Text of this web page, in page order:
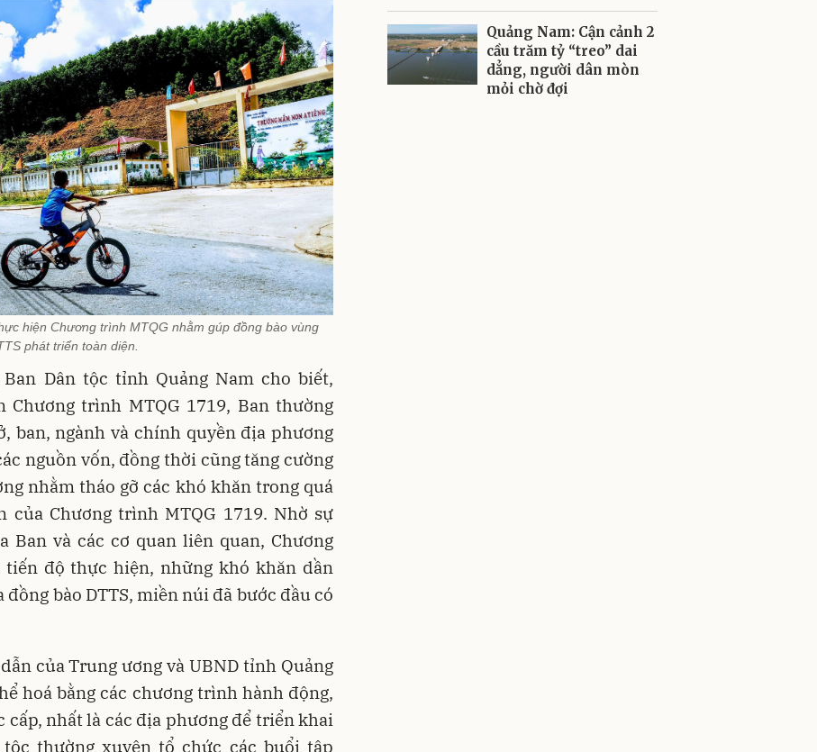
hiện Chương trình MTQG nhằm gúp đồng bào vùng
phát triển toàn diện.
Dân tộc tỉnh Quảng Nam cho biết,
trình MTQG 1719, Ban thường
ban, ngành và chính quyền địa phương
nguồn vốn, đồng thời cũng tăng cường
nhằm tháo gỡ các khó khăn trong quá
Chương trình MTQG 1719. Nhờ sự
Ban và các cơ quan liên quan, Chương
độ thực hiện, những khó khăn dần
bào DTTS, miền núi đã bước đầu có
của Trung ương và UBND tỉnh Quảng
hoá bằng các chương trình hành động,
nhất là các địa phương để triển khai
thường xuyên tổ chức các buổi tập
Quảng Nam: Cận cảnh 2
cầu trăm tỷ “treo” dai
dẳng, người dân mòn
mỏi chờ đợi